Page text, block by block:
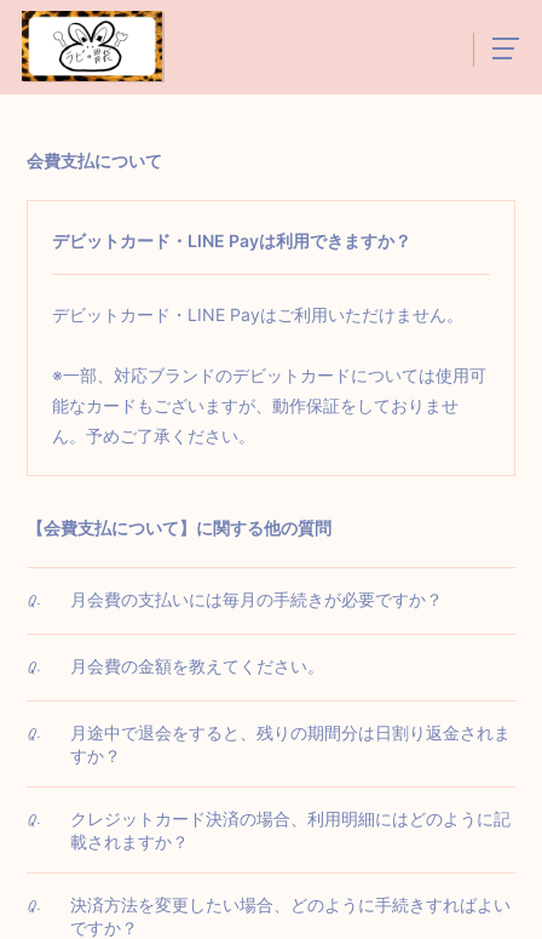
会費支払について
デビットカード・LINE Payは利用できますか？
デビットカード・LINE Payはご利用いただけません。
※一部、対応ブランドのデビットカードについては使用可
能なカードもございますが、動作保証をしておりませ
ん。予めご了承ください。
【会費支払について】に関する他の質問
Q. 月会費の支払いには毎月の手続きが必要ですか？
Q. 月会費の金額を教えてください。
Q.
月途中で退会をすると、残りの期間分は日割り返金されま
すか？
Q.
クレジットカード決済の場合、利用明細にはどのように記
載されますか？
Q.
決済方法を変更したい場合、どのように手続きすればよい
ですか？